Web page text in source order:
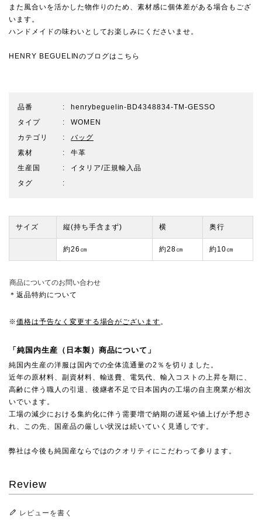
また風合いを活かした物作りのため、素材感に個体差がある場合もござ
います。
ハンドメイドの味わいとしてお楽しみにくださいませ。
HENRY BEGUELINのブログはこちら
品番
henrybeguelin-BD4348834-TM-GESSO
タイプ
WOMEN
カテゴリ
バッグ
素材
牛革
生産国
イタリア/正規輸入品
タグ
サイズ 縦(持ち手含まず) 横 奥行
約26㎝ 約28㎝ 約10㎝
商品についてのお問い合わせ
＊返品特約について
※価格は予告なく変更する場合がございます。
「純国内生産（日本製）商品について」
純国内生産の洋服は国内での全体流通量の2％を切りました。
近年の原材料、副資材料、輸送費、電気代、輸入コストの上昇を期に、
高齢に伴う職人の引退、後継者不足で日本国内の工場の自主廃業が相次
いでいます。
工場の減少における集約化に伴う需要増で納期の遅延や値上げが予想さ
れ、この先、国産品の厳しい状況は続いていく見通しです。
弊社は今後も純国産ならではのクオリティにこだわって参ります。
Review
レビューを書く